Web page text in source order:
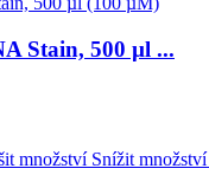
Stain, 500 µl ...
množství Snížit množství